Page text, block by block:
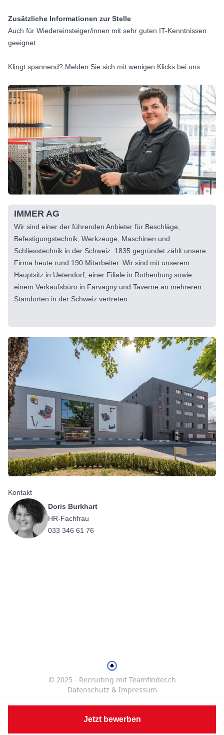
Zusätzliche Informationen zur Stelle
Auch für Wiedereinsteiger/innen mit sehr guten IT-Kenntnissen
geeignet
Klingt spannend? Melden Sie sich mit wenigen Klicks bei uns.
IMMER AG
Wir sind einer der führenden Anbieter für Beschläge,
Befestigungstechnik, Werkzeuge, Maschinen und
Schliesstechnik in der Schweiz. 1835 gegründet zählt unsere
Firma heute rund 190 Mitarbeiter. Wir sind mit unserem
Hauptsitz in Uetendorf, einer Filiale in Rothenburg sowie
einem Verkaufsbüro in Farvagny und Taverne an mehreren
Standorten in der Schweiz vertreten.
Kontakt
Doris Burkhart
HR-Fachfrau
033 346 61 76
Jetzt bewerben
© 2025 - Recruiting mit Teamfinder.ch
Datenschutz & Impressum